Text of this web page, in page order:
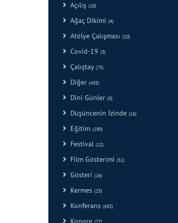
Açılış (18)
Ağaç Dikimi (4)
Atölye Çalışması (10)
Covid-19 (3)
Çalıştay (75)
Diğer (435)
Dini Günler (0)
Düşüncenin İzinde (16)
Eğitim (190)
Festival (12)
Film Gösterimi (51)
Gösteri (16)
Kermes (23)
Konferans (692)
Kongre